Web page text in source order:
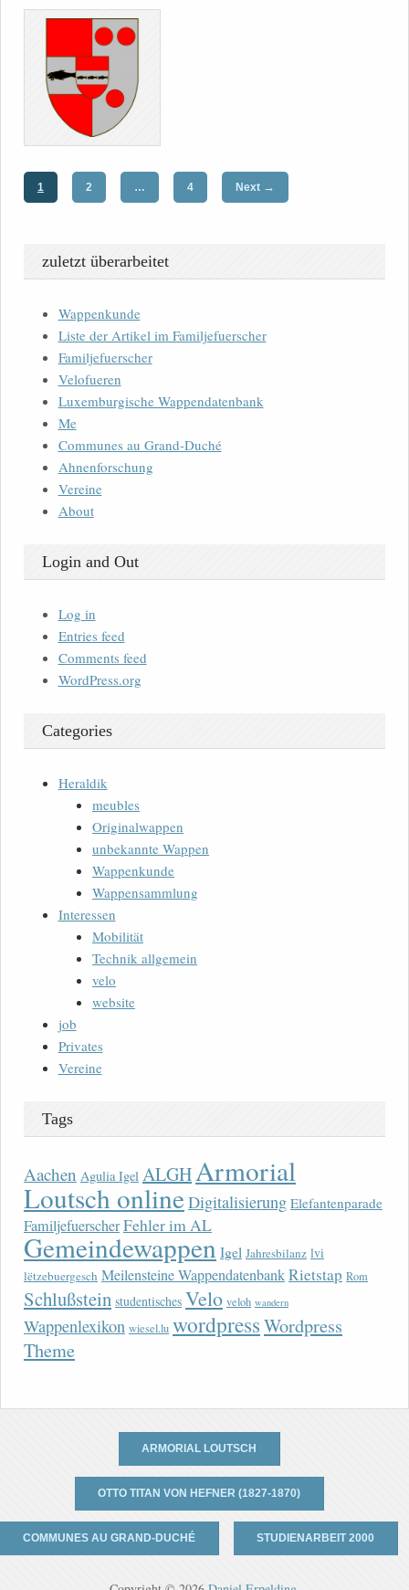
1 2 … 4 Next →
zuletzt überarbeitet
Wappenkunde
Liste der Artikel im Familjefuerscher
Familjefuerscher
Velofueren
Luxemburgische Wappendatenbank
Me
Communes au Grand-Duché
Ahnenforschung
Vereine
About
Login and Out
Log in
Entries feed
Comments feed
WordPress.org
Categories
Heraldik
meubles
Originalwappen
unbekannte Wappen
Wappenkunde
Wappensammlung
Interessen
Mobilität
Technik allgemein
velo
website
job
Privates
Vereine
Tags
Aachen Agulia Igel ALGHArmorial
Loutsch onlineDigitalisierung Elefantenparade
FamiljefuerscherFehler im AL
Gemeindewappen Igel Jahresbilanz lvi
lëtzebuergesch Meilensteine WappendatenbankRietstap Rom
Schlußstein studentisches Velo veloh wandern
Wappenlexikon wiesel.lu wordpressWordpress
Theme
ARMORIAL LOUTSCH
OTTO TITAN VON HEFNER (1827-1870)
COMMUNES AU GRAND-DUCHÉ STUDIENARBEIT 2000